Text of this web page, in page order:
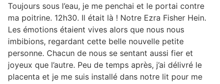
Toujours sous l’eau, je me penchai et le portai contre
ma poitrine. 12h30. Il était là ! Notre Ezra Fisher Hein.
Les émotions étaient vives alors que nous nous
imbibions, regardant cette belle nouvelle petite
personne. Chacun de nous se sentant aussi fier et
joyeux que l’autre. Peu de temps après, j’ai délivré le
placenta et je me suis installé dans notre lit pour me